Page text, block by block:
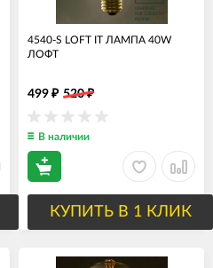
4540-S LOFT IT ЛАМПА 40W
ЛОФТ
499 ₽ 520₽
В наличии
КУПИТЬ В 1 КЛИК